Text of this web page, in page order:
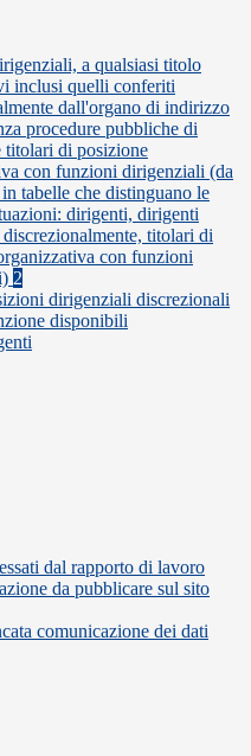
a qualsiasi titolo
inclusi quelli conferiti
dall'organo di indirizzo
procedure pubbliche di
titolari di posizione
con funzioni dirigenziali (da
tabelle che distinguano le
dirigenti, dirigenti
titolari di
con funzioni
2
dirigenziali discrezionali
disponibili
dal rapporto di lavoro
da pubblicare sul sito
comunicazione dei dati